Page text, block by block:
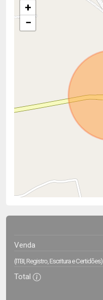
+
−
Venda
(ITBI, Registro, Escritura e Certidões)
Total